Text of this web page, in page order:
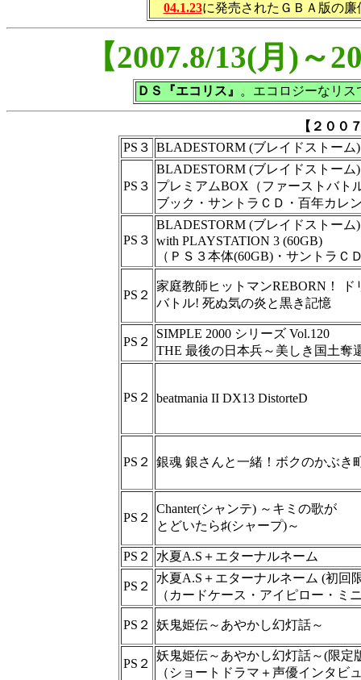
04.1.23に発売されたＧＢＡ版の廉
【2007.8/13(月)～
ＤＳ『エコリス』 。エコロジーなリ
【２００
PS３ BLADESTORM (ブレイドストーム
PS３
BLADESTORM (ブレイドストーム
プレミアムBOX（ファーストバト
ブック・サントラＣＤ・百年カレ
PS３
BLADESTORM (ブレイドストーム
with PLAYSTATION 3 (60GB)
（ＰＳ３本体(60GB)・サントラＣ
PS２
家庭教師ヒットマンREBORN！ ド
バトル! 死ぬ気の炎と黒き記憶
PS２
SIMPLE 2000 シリーズ Vol.120
THE 最後の日本兵～美しき国土奪
PS２ beatmania II DX13 DistorteD
PS２ 銀魂 銀さんと一緒！ボクのかぶき
PS２
Chanter(シャンテ) ～キミの歌が
とどいたら♯(シャープ)～
PS２ 水夏A.S＋エターナルネーム
PS２
水夏A.S＋エターナルネーム (初回
（カードケース・アイピロー・ミ
PS２ 妖鬼姫伝～あやかし幻灯話～
PS２
妖鬼姫伝～あやかし幻灯話～(限定
（ショートドラマ＋声優インタビ